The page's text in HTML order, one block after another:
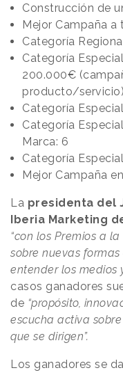
Construcción de
Mejor Campaña a
Categoría
Categoría
200.000€
producto/
Categoría
Categoría
Marca: 6
Categoría
Mejor Campaña
La presidenta del
Iberia Marketing
“con los Premios a
sobre nuevas
entender los medios
casos ganadores
de “propósito,
escucha activa
que se dirigen”.
Los ganadores se